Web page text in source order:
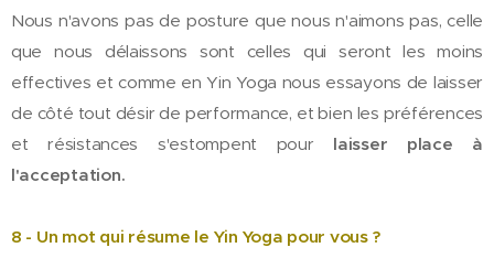
Nous n'avons pas de posture que nous n'aimons pas, celle
que nous délaissons sont celles qui seront les moins
effectives et comme en Yin Yoga nous essayons de laisser
de côté tout désir de performance, et bien les préférences
et résistances s'estompent pour laisser place à
l'acceptation.
8 - Un mot qui résume le Yin Yoga pour vous ?